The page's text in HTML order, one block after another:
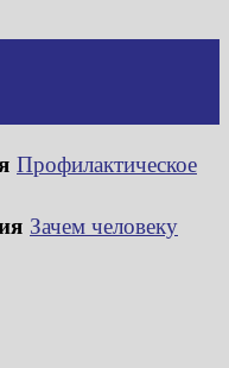
Профилактическое
Зачем человеку